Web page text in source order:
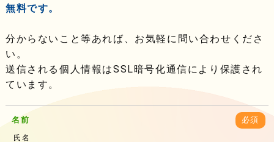
無料です。
分からないこと等あれば、お気軽に問い合わせくださ
い。
送信される個人情報はSSL暗号化通信により保護され
ています。
名前 必須
氏名